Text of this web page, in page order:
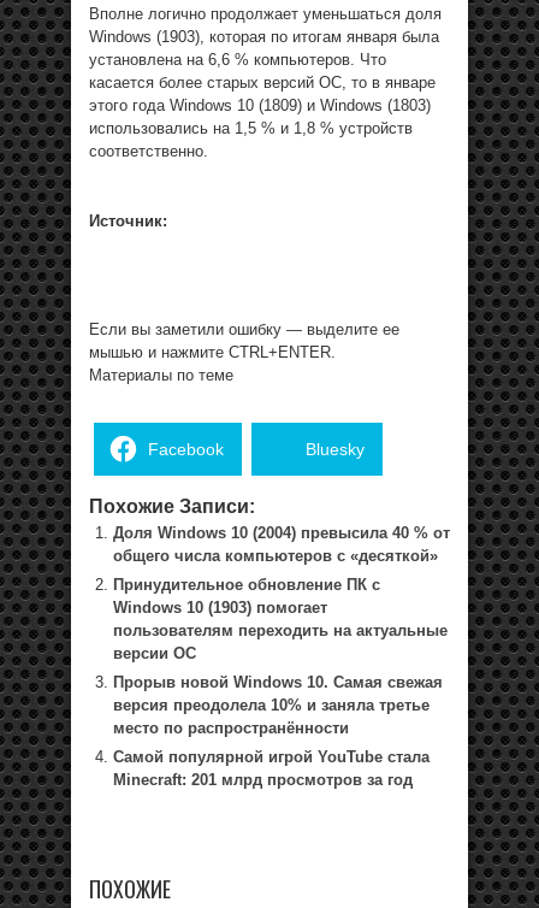
Вполне логично продолжает уменьшаться доля
Windows (1903), которая по итогам января была
установлена на 6,6 % компьютеров. Что
касается более старых версий ОС, то в январе
этого года Windows 10 (1809) и Windows (1803)
использовались на 1,5 % и 1,8 % устройств
соответственно.
Источник:
Если вы заметили ошибку — выделите ее
мышью и нажмите CTRL+ENTER.
Материалы по теме
Facebook Bluesky
Похожие Записи:
Доля Windows 10 (2004) превысила 40 % от
общего числа компьютеров с «десяткой»
Принудительное обновление ПК с
Windows 10 (1903) помогает
пользователям переходить на актуальные
версии ОС
Прорыв новой Windows 10. Самая свежая
версия преодолела 10% и заняла третье
место по распространённости
Самой популярной игрой YouTube стала
Minecraft: 201 млрд просмотров за год
ПОХОЖИЕ